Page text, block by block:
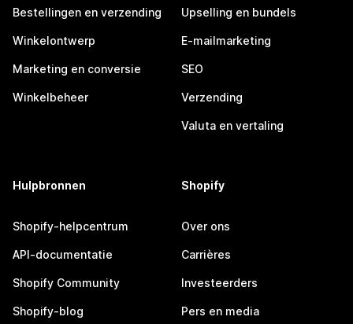
Bestellingen en verzending
Winkelontwerp
Marketing en conversie
Winkelbeheer
Upselling en bundels
E-mailmarketing
SEO
Verzending
Valuta en vertaling
Hulpbronnen
Shopify-helpcentrum
API-documentatie
Shopify Community
Shopify-blog
Shopify
Over ons
Carrières
Investeerders
Pers en media